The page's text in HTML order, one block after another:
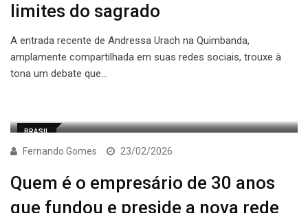
limites do sagrado
A entrada recente de Andressa Urach na Quimbanda,
amplamente compartilhada em suas redes sociais, trouxe à
tona um debate que…
BRASIL
Fernando Gomes 23/02/2026
Quem é o empresário de 30 anos
que fundou e preside a nova rede